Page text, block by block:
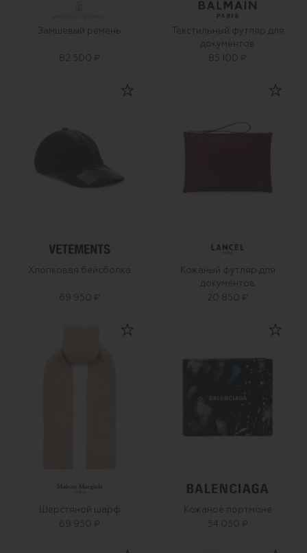
Замшевый ремень
82 500 ₽
Текстильный футляр для
документов
85 100 ₽
Хлопковая бейсболка
69 950 ₽
Кожаный футляр для
документов
20 850 ₽
Шерстяной шарф
69 950 ₽
Кожаное портмоне
54 050 ₽